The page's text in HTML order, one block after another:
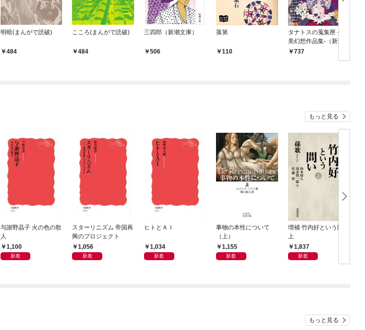
明暗(まんがで読破)
484
こころ(まんがで読破)
484
三四郎（新潮文庫）
506
落第
110
タナトスの蒐集匣 -耽
美幻想作品集-（新潮文
庫nex）
737
もっと見る
与謝野晶子 火の色の歌
人
1,100
新着
スターリニズム 帝国再
興のプロジェクト
1,056
新着
ヒトとＡＩ
1,034
新着
事物の本性について
（上）
1,155
新着
増補 竹内好という問い
上
1,837
新着
もっと見る